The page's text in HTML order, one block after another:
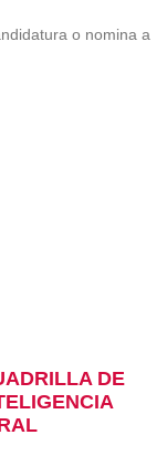
o nomina a
DE